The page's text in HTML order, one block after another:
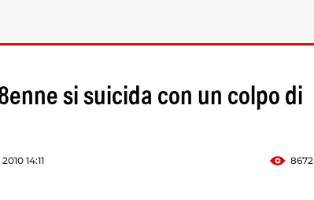
si suicida con un colpo di
14:11 8672